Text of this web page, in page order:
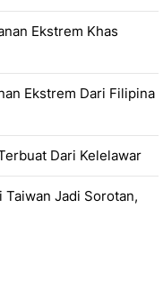
Ekstrem Khas
Ekstrem Dari Filipina
Dari Kelelawar
Taiwan Jadi Sorotan,